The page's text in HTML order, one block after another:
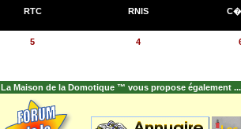
RTC RNIS
5 4
La Maison de la Domotique ™ vous propose également ...